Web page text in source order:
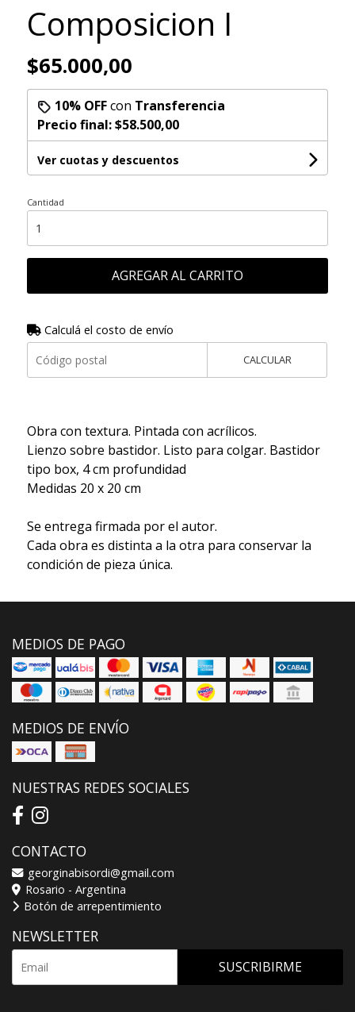
Composicion I
$65.000,00
10% OFFcon Transferencia
Precio final:$58.500,00
Ver cuotas y descuentos
Cantidad
AGREGAR AL CARRITO
Calculá el costo de envío
CALCULAR
Obra con textura. Pintada con acrílicos.
Lienzo sobre bastidor. Listo para colgar. Bastidor
tipo box, 4 cm profundidad
Medidas 20 x 20 cm
Se entrega firmada por el autor.
Cada obra es distinta a la otra para conservar la
condición de pieza única.
MEDIOS DE PAGO
MEDIOS DE ENVÍO
NUESTRAS REDES SOCIALES
CONTACTO
georginabisordi@gmail.com
Rosario - Argentina
Botón de arrepentimiento
NEWSLETTER
SUSCRIBIRME